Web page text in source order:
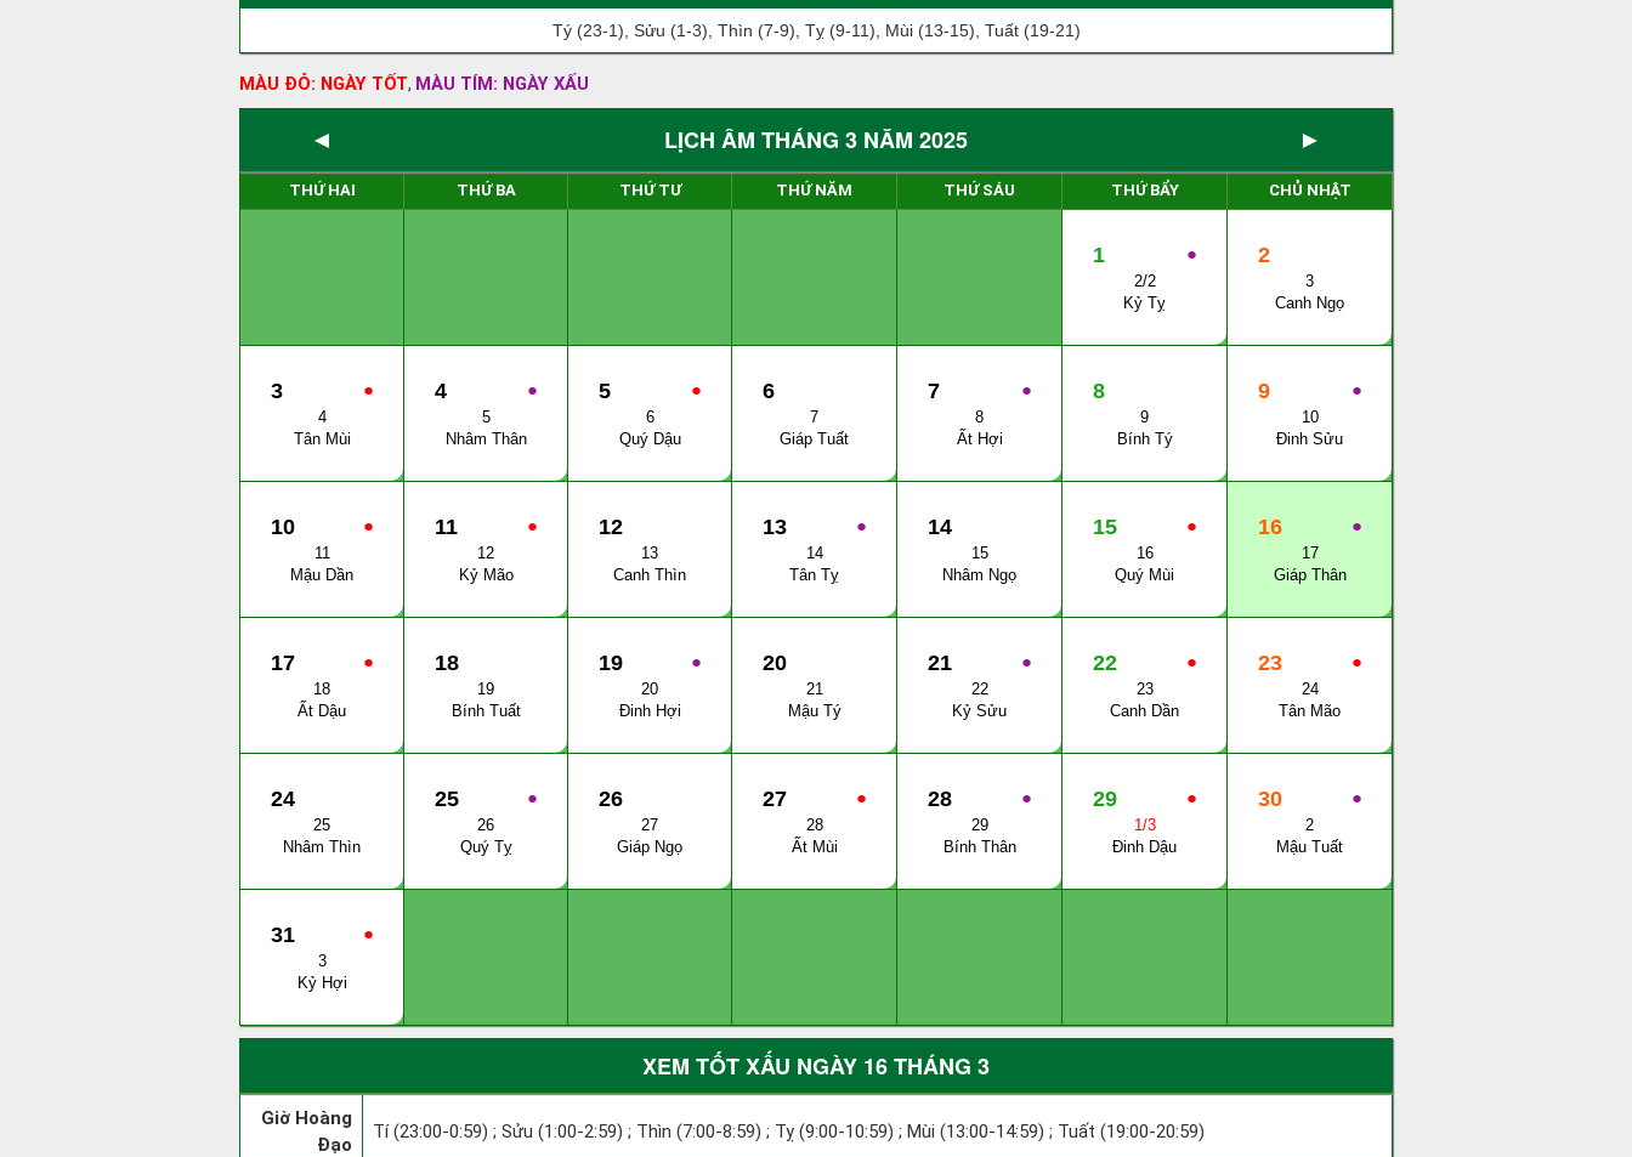
Tý (23-1), Sửu (1-3), Thìn (7-9), Tỵ (9-11), Mùi (13-15), Tuất (19-21)
MÀU ĐỎ: NGÀY TỐT, MÀU TÍM: NGÀY XẤU
◄ LỊCH ÂM THÁNG 3 NĂM 2025 ►
THỨ HAI THỨ BA THỨ TƯ THỨ NĂM THỨ SÁU THỨ BẨY CHỦ NHẬT
●
1
2/2
Kỷ Tỵ
2
3
Canh Ngọ
●
3
4
Tân Mùi
●
4
5
Nhâm Thân
●
5
6
Quý Dậu
6
7
Giáp Tuất
●
7
8
Ất Hợi
8
9
Bính Tý
●
9
10
Đinh Sửu
●
10
11
Mậu Dần
●
11
12
Kỷ Mão
12
13
Canh Thìn
●
13
14
Tân Tỵ
14
15
Nhâm Ngọ
●
15
16
Quý Mùi
●
16
17
Giáp Thân
●
17
18
Ất Dậu
18
19
Bính Tuất
●
19
20
Đinh Hợi
20
21
Mậu Tý
●
21
22
Kỷ Sửu
●
22
23
Canh Dần
●
23
24
Tân Mão
24
25
Nhâm Thìn
●
25
26
Quý Tỵ
26
27
Giáp Ngọ
●
27
28
Ất Mùi
●
28
29
Bính Thân
●
29
1/3
Đinh Dậu
●
30
2
Mậu Tuất
●
31
3
Kỷ Hợi
XEM TỐT XẤU NGÀY 16 THÁNG 3
Giờ Hoàng
Đạo
Tí (23:00-0:59) ; Sửu (1:00-2:59) ; Thìn (7:00-8:59) ; Tỵ (9:00-10:59) ; Mùi (13:00-14:59) ; Tuất (19:00-20:59)